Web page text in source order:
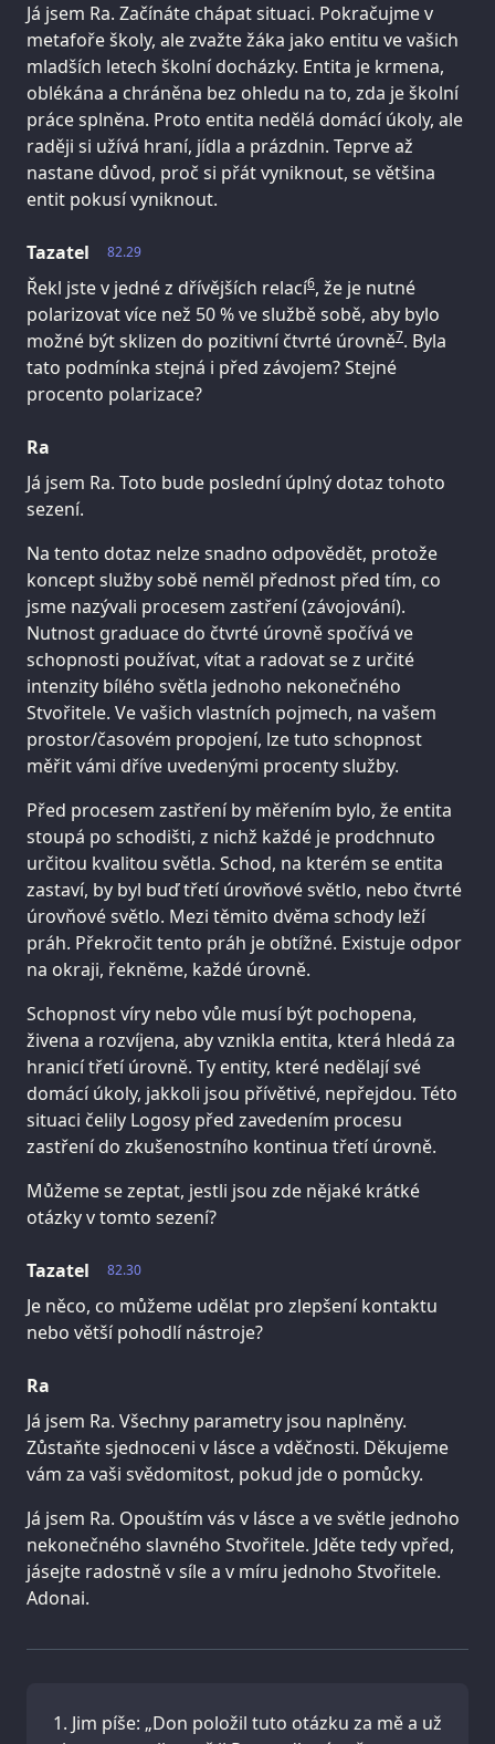
Já jsem Ra. Začínáte chápat situaci. Pokračujme v
metafoře školy, ale zvažte žáka jako entitu ve vašich
mladších letech školní docházky. Entita je krmena,
oblékána a chráněna bez ohledu na to, zda je školní
práce splněna. Proto entita nedělá domácí úkoly, ale
raději si užívá hraní, jídla a prázdnin. Teprve až
nastane důvod, proč si přát vyniknout, se většina
entit pokusí vyniknout.
82.29
Tazatel
Řekl jste v jedné z dřívějších relací6, že je nutné
polarizovat více než 50 % ve službě sobě, aby bylo
možné být sklizen do pozitivní čtvrté úrovně7. Byla
tato podmínka stejná i před závojem? Stejné
procento polarizace?
Ra
Já jsem Ra. Toto bude poslední úplný dotaz tohoto
sezení.
Na tento dotaz nelze snadno odpovědět, protože
koncept služby sobě neměl přednost před tím, co
jsme nazývali procesem zastření (závojování).
Nutnost graduace do čtvrté úrovně spočívá ve
schopnosti používat, vítat a radovat se z určité
intenzity bílého světla jednoho nekonečného
Stvořitele. Ve vašich vlastních pojmech, na vašem
prostor/časovém propojení, lze tuto schopnost
měřit vámi dříve uvedenými procenty služby.
Před procesem zastření by měřením bylo, že entita
stoupá po schodišti, z nichž každé je prodchnuto
určitou kvalitou světla. Schod, na kterém se entita
zastaví, by byl buď třetí úrovňové světlo, nebo čtvrté
úrovňové světlo. Mezi těmito dvěma schody leží
práh. Překročit tento práh je obtížné. Existuje odpor
na okraji, řekněme, každé úrovně.
Schopnost víry nebo vůle musí být pochopena,
živena a rozvíjena, aby vznikla entita, která hledá za
hranicí třetí úrovně. Ty entity, které nedělají své
domácí úkoly, jakkoli jsou přívětivé, nepřejdou. Této
situaci čelily Logosy před zavedením procesu
zastření do zkušenostního kontinua třetí úrovně.
Můžeme se zeptat, jestli jsou zde nějaké krátké
otázky v tomto sezení?
82.30
Tazatel
Je něco, co můžeme udělat pro zlepšení kontaktu
nebo větší pohodlí nástroje?
Ra
Já jsem Ra. Všechny parametry jsou naplněny.
Zůstaňte sjednoceni v lásce a vděčnosti. Děkujeme
vám za vaši svědomitost, pokud jde o pomůcky.
Já jsem Ra. Opouštím vás v lásce a ve světle jednoho
nekonečného slavného Stvořitele. Jděte tedy vpřed,
jásejte radostně v síle a v míru jednoho Stvořitele.
Adonai.
Jim píše: „Don položil tuto otázku za mě a už